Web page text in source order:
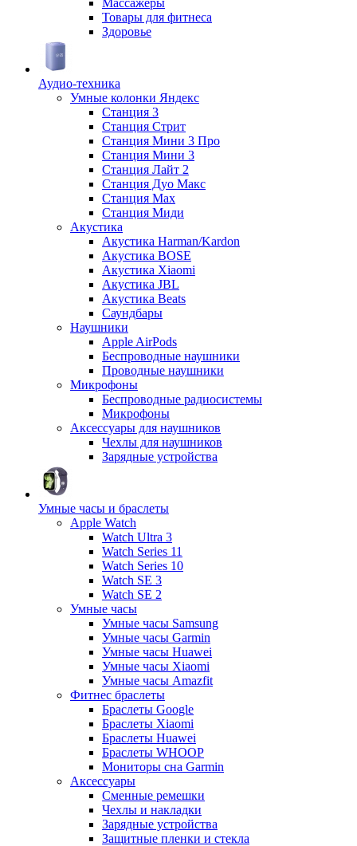
Массажеры
Товары для фитнеса
Здоровье
Аудио-техника
Умные колонки Яндекс
Станция 3
Станция Стрит
Станция Мини 3 Про
Станция Мини 3
Станция Лайт 2
Станция Дуо Макс
Станция Max
Станция Миди
Акустика
Акустика Harman/Kardon
Акустика BOSE
Акустика Xiaomi
Акустика JBL
Акустика Beats
Саундбары
Наушники
Apple AirPods
Беспроводные наушники
Проводные наушники
Микрофоны
Беспроводные радиосистемы
Микрофоны
Аксессуары для наушников
Чехлы для наушников
Зарядные устройства
Умные часы и браслеты
Apple Watch
Watch Ultra 3
Watch Series 11
Watch Series 10
Watch SE 3
Watch SE 2
Умные часы
Умные часы Samsung
Умные часы Garmin
Умные часы Huawei
Умные часы Xiaomi
Умные часы Amazfit
Фитнес браслеты
Браслеты Google
Браслеты Xiaomi
Браслеты Huawei
Браслеты WHOOP
Мониторы сна Garmin
Аксессуары
Сменные ремешки
Чехлы и накладки
Зарядные устройства
Защитные пленки и стекла